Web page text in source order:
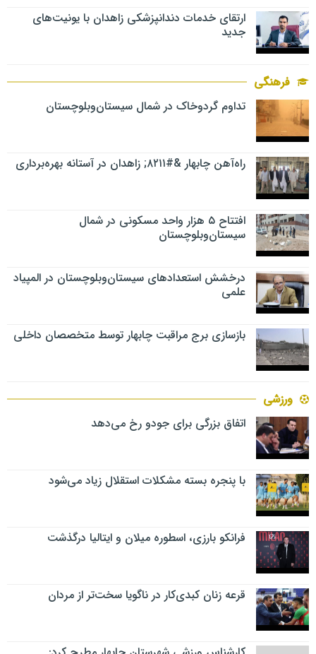
ارتقای خدمات دندانپزشکی زاهدان با یونیت‌های
جدید
فرهنگی
تداوم گردوخاک در شمال سیستان‌وبلوچستان
راه‌آهن چابهار &#۸۲۱۱; زاهدان در آستانه بهره‌برداری
افتتاح ۵ هزار واحد مسکونی در شمال
سیستان‌وبلوچستان
درخشش استعدادهای سیستان‌وبلوچستان در المپیاد
علمی
بازسازی برج مراقبت چابهار توسط متخصصان داخلی
ورزشی
اتفاق بزرگی برای جودو رخ می‌دهد
با پنجره بسته مشکلات استقلال زیاد می‌شود
فرانکو بارزی، اسطوره میلان و ایتالیا درگذشت
قرعه زنان کبدی‌کار در ناگویا سخت‌تر از مردان